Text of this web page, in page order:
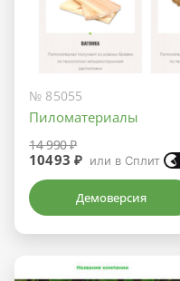
№ 85055
Пиломатериалы
14 990 ₽
10493 ₽ или в Сплит
Демоверсия